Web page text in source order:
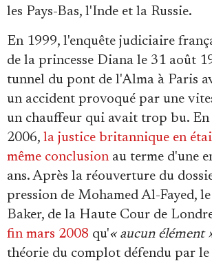
les Pays-Bas, l'Inde et la Russie.
En 1999, l'enquête judiciaire
de la princesse Diana le 31 août
tunnel du pont de l'Alma à Paris
un accident provoqué par une
un chauffeur qui avait trop bu. En
2006, la justice britannique en
même conclusionau terme d'une
ans. Après la réouverture du
pression de Mohamed Al-Fayed,
Baker, de la Haute Cour de
fin mars 2008 qu'« aucun élément
théorie du complot défendu par